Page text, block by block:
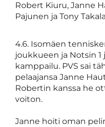
Robert Kiuru, Janne
Pajunen ja Tony
4.6. Isomäen
joukkueen ja Notsin
kamppailu. PVS sai
pelaajansa Janne
Robertin kanssa he
voiton.
Janne hoiti oman